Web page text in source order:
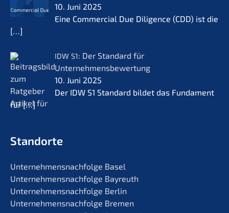
10. Juni 2025
Eine Commer­cial Due Diligence (CDD) ist die
[…]
IDW S1: Der Standard für
Unternehmensbewertung
10. Juni 2025
Der IDW S1 Standard bildet das Funda­ment
für[…]
Standorte
Unternehmens­nachfolge Basel
Unternehmens­nachfolge Bayreuth
Unternehmens­nachfolge Berlin
Unternehmens­nachfolge Bremen